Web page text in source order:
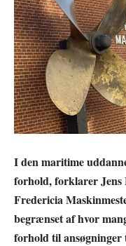
I den maritime
forhold, forklarer
Fredericia
begrænset af hvor
forhold til ansøgninger